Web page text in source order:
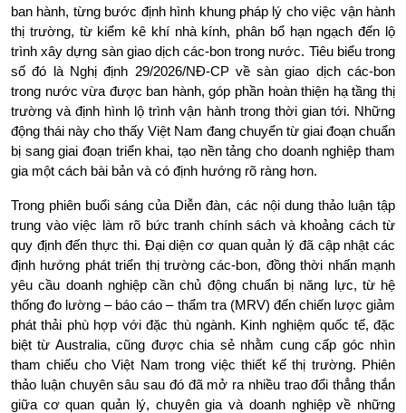
ban hành, từng bước định hình khung pháp lý cho việc vận hành
thị trường, từ kiểm kê khí nhà kính, phân bổ hạn ngạch đến lộ
trình xây dựng sàn giao dịch các-bon trong nước. Tiêu biểu trong
số đó là Nghị định 29/2026/NĐ-CP về sàn giao dịch các-bon
trong nước vừa được ban hành, góp phần hoàn thiện hạ tầng thị
trường và định hình lộ trình vận hành trong thời gian tới. Những
động thái này cho thấy Việt Nam đang chuyển từ giai đoạn chuẩn
bị sang giai đoạn triển khai, tạo nền tảng cho doanh nghiệp tham
gia một cách bài bản và có định hướng rõ ràng hơn.
Trong phiên buổi sáng của Diễn đàn, các nội dung thảo luận tập
trung vào việc làm rõ bức tranh chính sách và khoảng cách từ
quy định đến thực thi. Đại diện cơ quan quản lý đã cập nhật các
định hướng phát triển thị trường các-bon, đồng thời nhấn mạnh
yêu cầu doanh nghiệp cần chủ động chuẩn bị năng lực, từ hệ
thống đo lường – báo cáo – thẩm tra (MRV) đến chiến lược giảm
phát thải phù hợp với đặc thù ngành. Kinh nghiệm quốc tế, đặc
biệt từ Australia, cũng được chia sẻ nhằm cung cấp góc nhìn
tham chiếu cho Việt Nam trong việc thiết kế thị trường. Phiên
thảo luận chuyên sâu sau đó đã mở ra nhiều trao đổi thẳng thắn
giữa cơ quan quản lý, chuyên gia và doanh nghiệp về những